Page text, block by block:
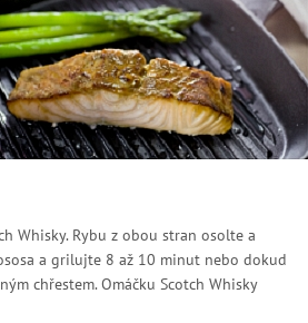
Whisky. Rybu z obou stran osolte a
a grilujte 8 až 10 minut nebo dokud
chřestem. Omáčku Scotch Whisky